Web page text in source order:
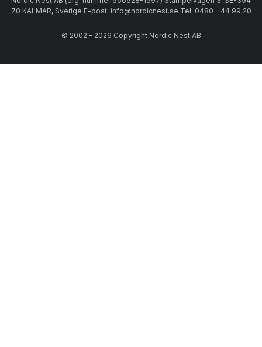
70 KALMAR, Sverige E-post: info@nordicnest.se Tel. 0480 - 44 99 20
© 2002 - 2026 Copyright Nordic Nest AB